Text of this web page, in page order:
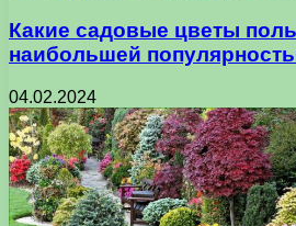
Какие садовые цветы
наибольшей
04.02.2024